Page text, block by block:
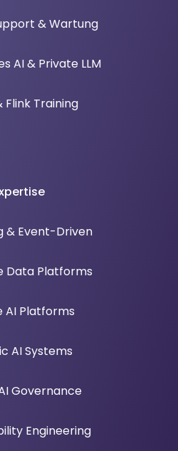
& Wartung
AI & Private LLM
Flink Training
& Event-Driven
Data Platforms
AI Platforms
AI Systems
Governance
Engineering